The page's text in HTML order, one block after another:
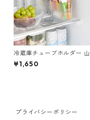
冷蔵庫チューブホルダー 山
実業 tower タワー 冷蔵庫
リム調味料収納ラック ホワ
¥1,650
プライバシーポリシー